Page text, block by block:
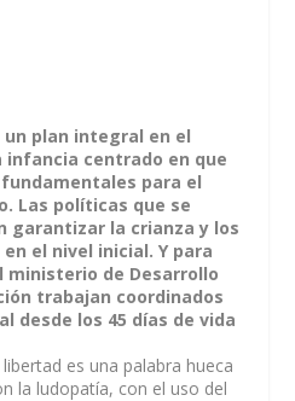
plan integral en el
infancia centrado en que
para el
Las políticas que se
garantizar la crianza y los
el nivel inicial. Y para
ministerio de Desarrollo
trabajan coordinados
desde los 45 días de vida
es una palabra hueca
la ludopatía, con el uso del